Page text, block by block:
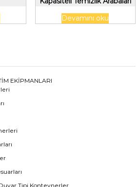
için Tel Çanta Tutucular
Devamını oku
EKİPMANLARI
Tipi Konteynerler